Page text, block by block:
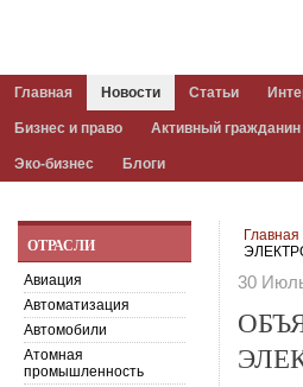
Главная Новости Статьи
Бизнес и право Активный гражданин
Эко-бизнес Блоги
Главная
30
ОТРАСЛИ
Авиация
Автоматизация
Автомобили
Атомная
промышленность